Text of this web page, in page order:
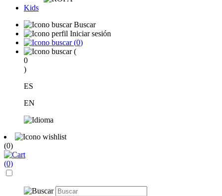
Kids
Buscar
Iniciar sesión
(0)
(
0
)
ES
EN
(0)
(0)